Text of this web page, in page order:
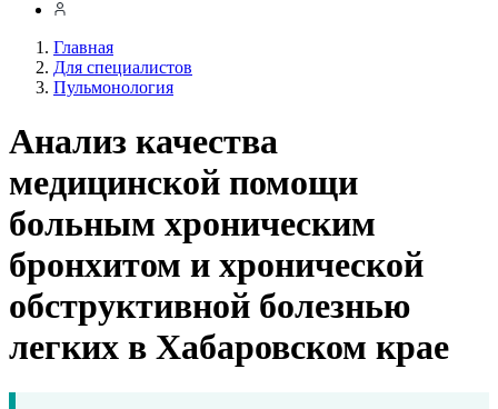
Главная
Для специалистов
Пульмонология
Анализ качества
медицинской помощи
больным хроническим
бронхитом и хронической
обструктивной болезнью
легких в Хабаровском крае